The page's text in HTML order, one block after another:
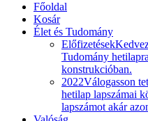
Főoldal
Kosár
Élet és Tudomány
Előfizetések
Tudomány
konstrukcióban.
2022Válogasson
hetilap lapszámai
lapszámot akár